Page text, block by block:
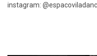
instagram: